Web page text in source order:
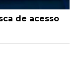
de acesso